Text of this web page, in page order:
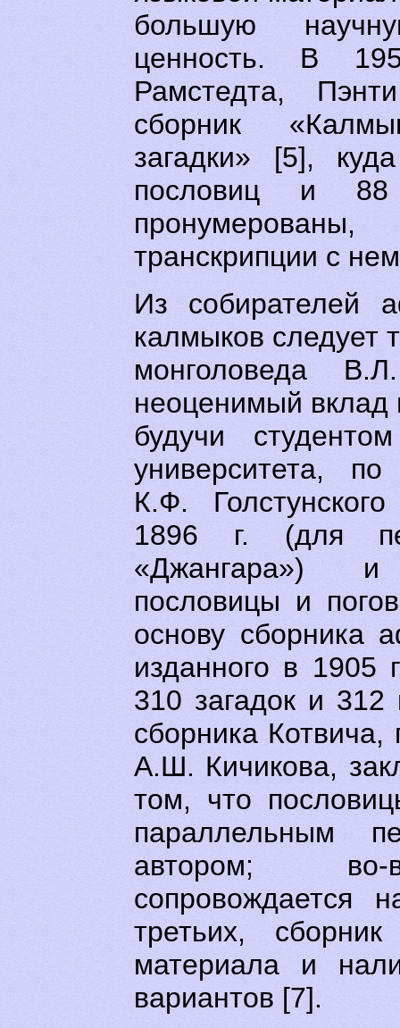
большую
ценность. В
Рамстедта,
сборник
загадки» [5],
пословиц и
транскрипции с
Из собирателей
калмыков следует
монголоведа
неоценимый вклад
будучи студентом
университета,
К.Ф.
1896 г. (для
«Джангара»)
пословицы и
основу сборника
изданного в 1905
310 загадок и 312
сборника
А.Ш. Кичикова,
том, что
параллельным
автором; во-
сопровождается
третьих,
материала и
вариантов [7].